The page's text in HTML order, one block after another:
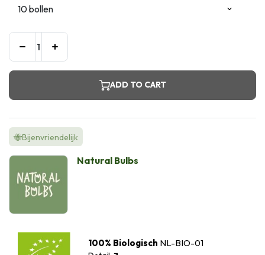
ADD TO CART
🐝Bijenvriendelijk
Natural Bulbs
100% Biologisch NL-BIO-01